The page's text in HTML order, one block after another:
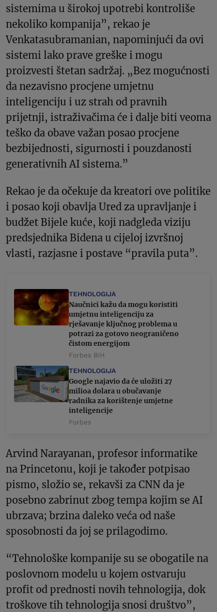
sistemima u širokoj upotrebi kontroliše
nekoliko kompanija”, rekao je
Venkatasubramanian, napominjući da ovi
sistemi lako prave greške i mogu
proizvesti štetan sadržaj. „Bez mogućnosti
da nezavisno procjene umjetnu
inteligenciju i uz strah od pravnih
prijetnji, istraživačima će i dalje biti veoma
teško da obave važan posao procjene
bezbijednosti, sigurnosti i pouzdanosti
generativnih AI sistema.”
Rekao je da očekuje da kreatori ove politike
i posao koji obavlja Ured za upravljanje i
budžet Bijele kuće, koji nadgleda viziju
predsjednika Bidena u cijeloj izvršnoj
vlasti, razjasne i postave “pravila puta”.
TEHNOLOGIJA
Naučnici kažu da mogu koristiti
umjetnu inteligenciju za
rješavanje ključnog problema u
potrazi za gotovo neograničeno
čistom energijom
Forbes BiH
TEHNOLOGIJA
Google najavio da će uložiti 27
milioa dolara u obučavanje
radnika za korištenje umjetne
inteligencije
Forbes
Arvind Narayanan, profesor informatike
na Princetonu, koji je također potpisao
pismo, složio se, rekavši za CNN da je
posebno zabrinut zbog tempa kojim se AI
ubrzava; brzina daleko veća od naše
sposobnosti da joj se prilagodimo.
“Tehnološke kompanije su se obogatile na
poslovnom modelu u kojem ostvaruju
profit od prednosti novih tehnologija, dok
troškove tih tehnologija snosi društvo”,